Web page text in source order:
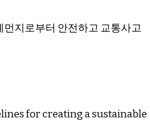
먼지로부터 안전하고 교통사고
for creating a sustainable